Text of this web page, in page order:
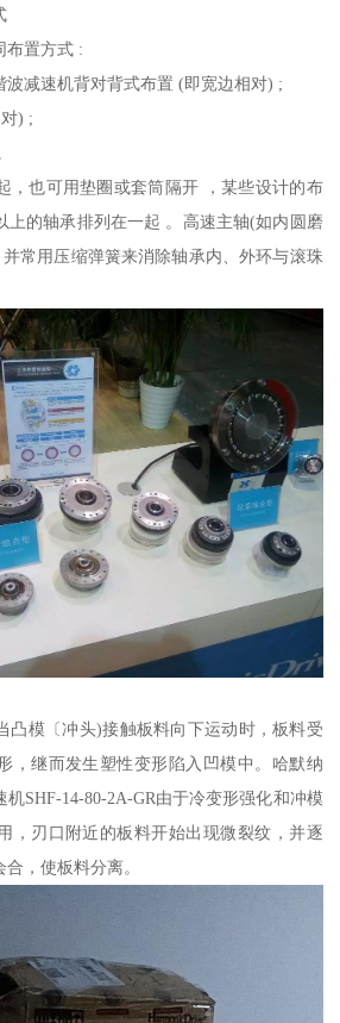
布置方式 :
波减速机背对背式布置 (即宽边相对) ;
) ;
，也可用垫圈或套筒隔开 ，某些设计的布
上的轴承排列在一起 。高速主轴(如内圆磨
常用压缩弹簧来消除轴承内、外环与滚珠
凸模〔冲头)接触板料向下运动时，板料受
，继而发生塑性变形陷入凹模中。哈默纳
SHF-14-80-2A-GR由于冷变形强化和冲模
，刃口附近的板料开始出现微裂纹，并逐
，使板料分离。